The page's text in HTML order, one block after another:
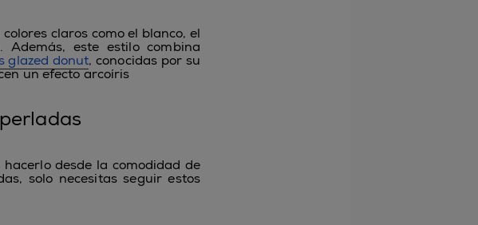
claros como el blanco, el
este estilo combina
glazed donut, conocidas por su
un efecto arcoíris
desde la comodidad de
solo necesitas seguir estos